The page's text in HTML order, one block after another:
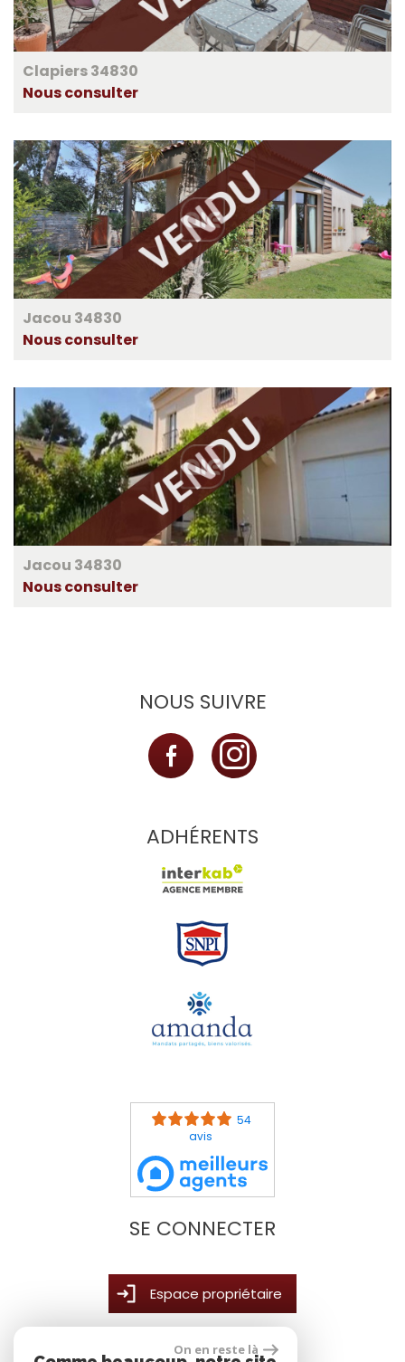
Clapiers 34830
Nous consulter
Jacou 34830
Nous consulter
Jacou 34830
Nous consulter
NOUS SUIVRE
ADHÉRENTS
54
avis
SE CONNECTER
Espace propriétaire
On en reste là